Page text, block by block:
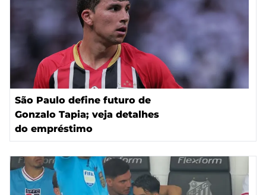
São Paulo define futuro de
Gonzalo Tapia; veja detalhes
do empréstimo